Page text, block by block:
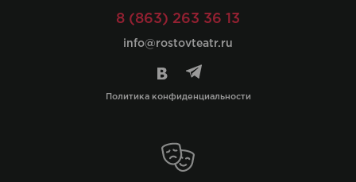
8 (863) 263 36 13
info@rostovteatr.ru
Политика конфиденциальности